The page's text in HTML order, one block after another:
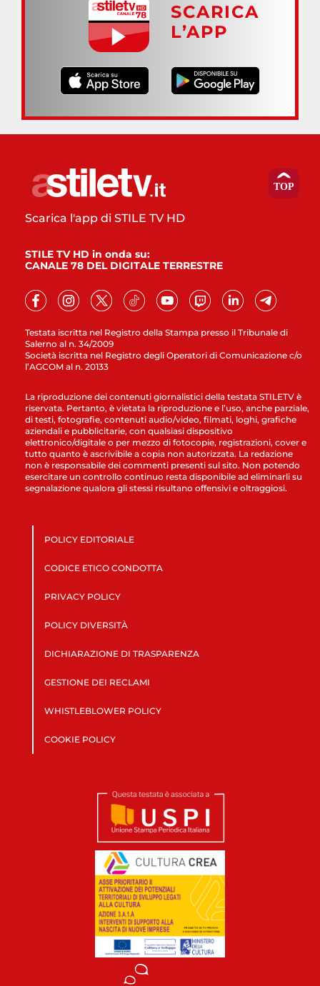
SCARICA
L’APP
Testata iscritta nel Registro della Stampa presso il Tribunale di
Salerno al n. 34/2009
Società iscritta nel Registro degli Operatori di Comunicazione c/o
l’AGCOM al n. 20133
Scarica l'app di STILE TV HD
STILE TV HD in onda su:
CANALE 78 DEL DIGITALE TERRESTRE
La riproduzione dei contenuti giornalistici della testata STILETV è
riservata. Pertanto, è vietata la riproduzione e l’uso, anche parziale,
di testi, fotografie, contenuti audio/video, filmati, loghi, grafiche
aziendali e pubblicitarie, con qualsiasi dispositivo
elettronico/digitale o per mezzo di fotocopie, registrazioni, cover e
tutto quanto è ascrivibile a copia non autorizzata. La redazione
non è responsabile dei commenti presenti sul sito. Non potendo
esercitare un controllo continuo resta disponibile ad eliminarli su
segnalazione qualora gli stessi risultano offensivi e oltraggiosi.
POLICY EDITORIALE
CODICE ETICO CONDOTTA
PRIVACY POLICY
POLICY DIVERSITÀ
DICHIARAZIONE DI TRASPARENZA
GESTIONE DEI RECLAMI
WHISTLEBLOWER POLICY
COOKIE POLICY